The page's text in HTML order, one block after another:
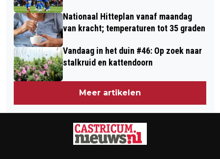
Nationaal Hitteplan vanaf maandag
van kracht; temperaturen tot 35 graden
Vandaag in het duin #46: Op zoek naar
stalkruid en kattendoorn
Meer artikelen